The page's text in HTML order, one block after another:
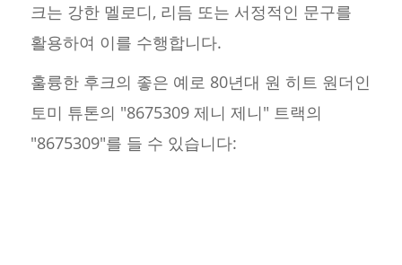
크는 강한 멜로디, 리듬 또는 서정적인 문구를
활용하여 이를 수행합니다.
훌륭한 후크의 좋은 예로 80년대 원 히트 원더인
토미 튜톤의 "8675309 제니 제니" 트랙의
"8675309"를 들 수 있습니다: